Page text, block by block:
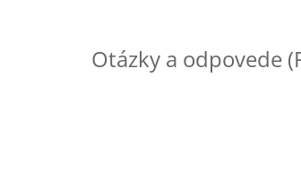
Otázky a odpovede